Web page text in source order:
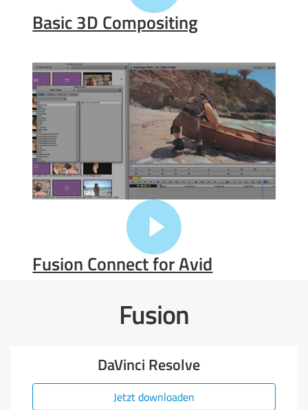
Basic 3D Compositing
Fusion Connect for Avid
Fusion
DaVinci Resolve
Jetzt downloaden